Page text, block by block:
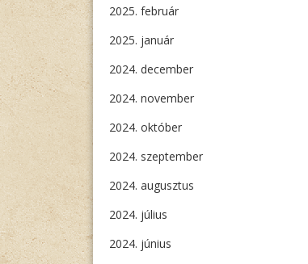
2025. február
2025. január
2024. december
2024. november
2024. október
2024. szeptember
2024. augusztus
2024. július
2024. június